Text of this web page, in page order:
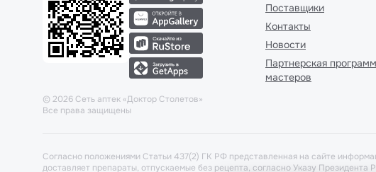
© 2026 Сеть аптек «Доктор Столетов»
Все права защищены
Поставщики
Контакты
Новости
Партнерская
мастеров
Согласно положениями Статьи 437(2) ГК РФ представленная на сайте
доставляет препараты, отпускаемые без рецепта, согласно Указу